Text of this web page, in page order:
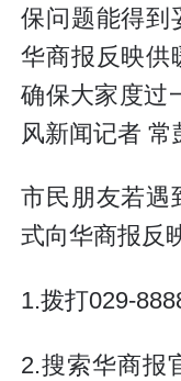
保问题能得到
华商报反映供
确保大家度过
风新闻记者 常
市民朋友若遇
式向华商报反
1.拨打029-
2.搜索华商报